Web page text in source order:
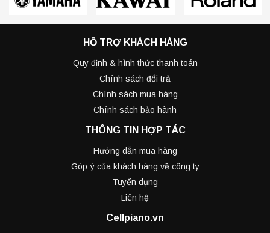
HỖ TRỢ KHÁCH HÀNG
Quy định & hình thức thanh toán
Chính sách đổi trả
Chính sách mua hàng
Chính sách bảo hành
THÔNG TIN HỢP TÁC
Hướng dẫn mua hàng
Góp ý của khách hàng về công ty
Tuyển dụng
Liên hệ
Cellpiano.vn